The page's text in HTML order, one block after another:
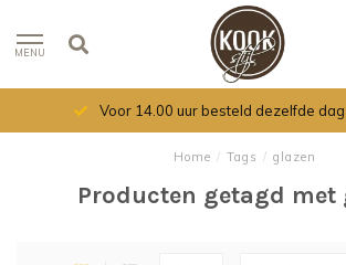
MENU
Voor 14.00 uur besteld dezelfde
Home / Tags / glazen
Producten getagd met